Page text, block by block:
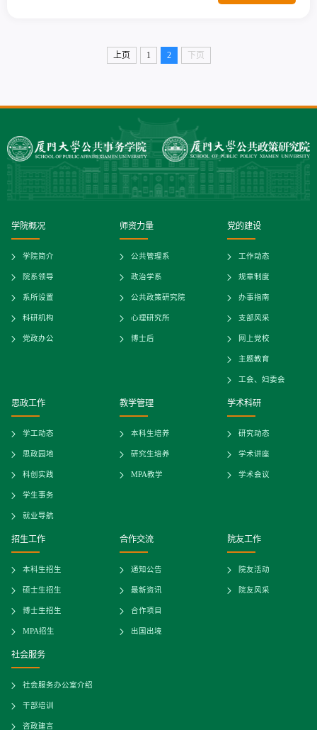
上页 1 2 下页
学院概况
学院简介
院系领导
系所设置
科研机构
党政办公
师资力量
公共管理系
政治学系
公共政策研究院
心理研究所
博士后
党的建设
工作动态
规章制度
办事指南
支部风采
网上党校
主题教育
工会、妇委会
思政工作
学工动态
思政园地
科创实践
学生事务
就业导航
教学管理
本科生培养
研究生培养
MPA教学
学术科研
研究动态
学术讲座
学术会议
招生工作
本科生招生
硕士生招生
博士生招生
MPA招生
合作交流
通知公告
最新资讯
合作项目
出国出境
院友工作
院友活动
院友风采
社会服务
社会服务办公室介绍
干部培训
咨政建言